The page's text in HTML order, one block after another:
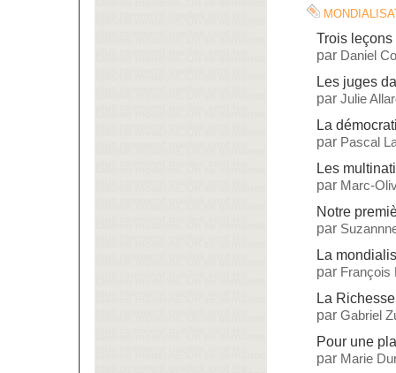
Trois
par Daniel
Les juges
par Julie
La
par Pascal
Les
par Marc-
Notre
par
La
par François
La
par Gabriel
Pour une
par Marie